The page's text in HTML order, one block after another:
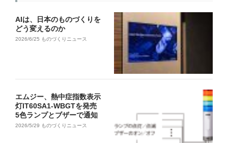
AIは、日本のものづくりを
どう変えるのか
2026/6/25 ものづくりニュース
エムジー、熱中症指数表示
灯IT60SA1-WBGTを発売
5色ランプとブザーで通知
2026/5/29 ものづくりニュース